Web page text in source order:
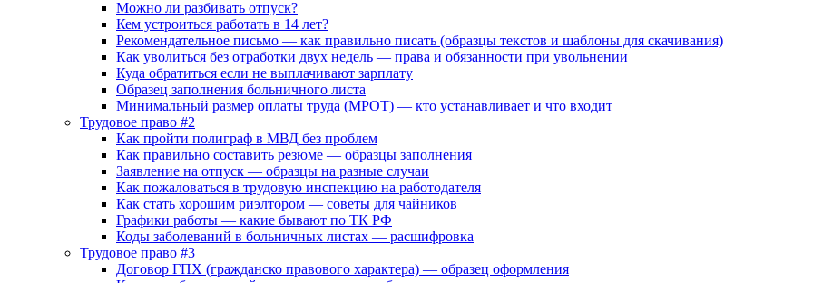
Можно ли разбивать отпуск?
Кем устроиться работать в 14 лет?
Рекомендательное письмо — как правильно писать (образцы текстов и шаблоны для скачивания)
Как уволиться без отработки двух недель — права и обязанности при увольнении
Куда обратиться если не выплачивают зарплату
Образец заполнения больничного листа
Минимальный размер оплаты труда (МРОТ) — кто устанавливает и что входит
Трудовое право #2
Как пройти полиграф в МВД без проблем
Как правильно составить резюме — образцы заполнения
Заявление на отпуск — образцы на разные случаи
Как пожаловаться в трудовую инспекцию на работодателя
Как стать хорошим риэлтором — советы для чайников
Графики работы — какие бывают по ТК РФ
Коды заболеваний в больничных листах — расшифровка
Трудовое право #3
Договор ГПХ (гражданско правового характера) — образец оформления